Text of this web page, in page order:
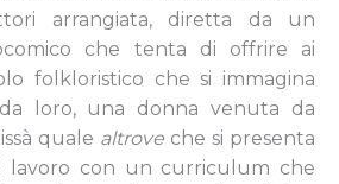
arrangiata, diretta da un
che tenta di offrire ai
folkloristico che si immagina
loro, una donna venuta da
quale altrove che si presenta
lavoro con un curriculum che